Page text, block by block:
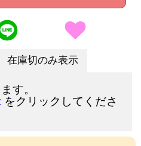
在庫切のみ表示
す。
をクリックしてくださ